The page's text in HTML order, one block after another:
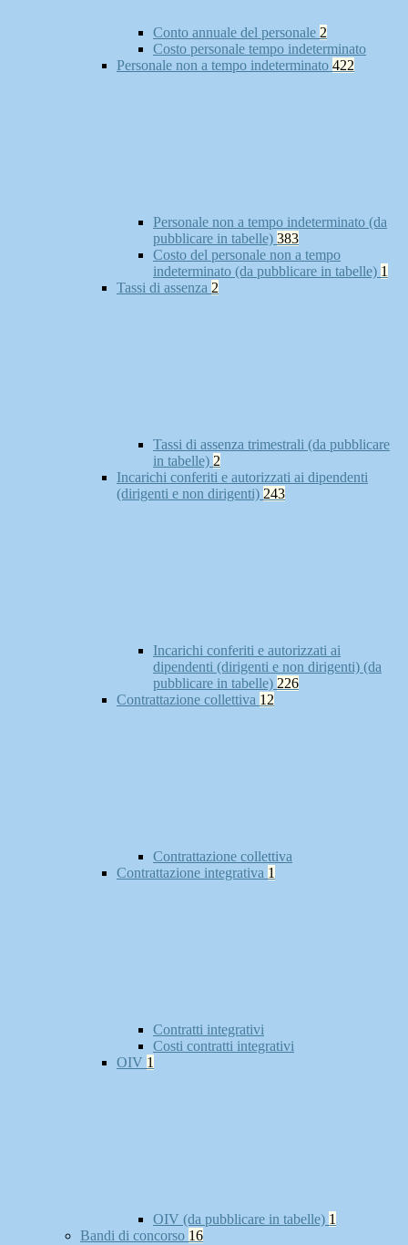
Conto annuale del personale 2
Costo personale tempo indeterminato
Personale non a tempo indeterminato 422
Personale non a tempo indeterminato (da
pubblicare in tabelle) 383
Costo del personale non a tempo
indeterminato (da pubblicare in tabelle) 1
Tassi di assenza 2
Tassi di assenza trimestrali (da pubblicare
in tabelle) 2
Incarichi conferiti e autorizzati ai dipendenti
(dirigenti e non dirigenti) 243
Incarichi conferiti e autorizzati ai
dipendenti (dirigenti e non dirigenti) (da
pubblicare in tabelle) 226
Contrattazione collettiva 12
Contrattazione collettiva
Contrattazione integrativa 1
Contratti integrativi
Costi contratti integrativi
OIV 1
OIV (da pubblicare in tabelle) 1
Bandi di concorso 16